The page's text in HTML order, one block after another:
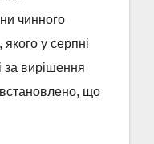
чинного
у серпні
за вирішення
що